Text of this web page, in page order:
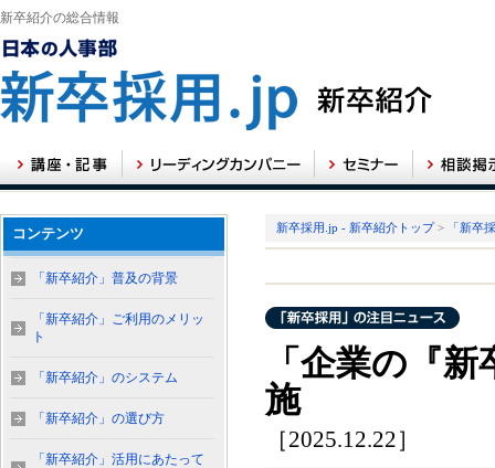
新卒紹介の総合情報
新卒採用.jp - 新卒紹介トップ> 「新卒
「企業の『
施
［2025.12.22］
コンテンツ
「新卒紹介」普及の背景
「新卒紹介」ご利用のメリッ
ト
「新卒紹介」のシステム
「新卒紹介」の選び方
「新卒紹介」活用にあたって